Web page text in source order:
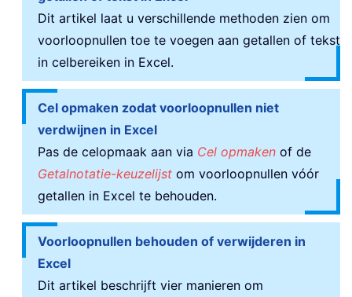
Dit artikel laat u verschillende methoden zien om
voorloopnullen toe te voegen aan getallen of tekst
in celbereiken in Excel.
Cel opmaken zodat voorloopnullen niet
verdwijnen in Excel
Pas de celopmaak aan via Cel opmaken of de
Getalnotatie-keuzelijst om voorloopnullen vóór
getallen in Excel te behouden.
Voorloopnullen behouden of verwijderen in
Excel
Dit artikel beschrijft vier manieren om